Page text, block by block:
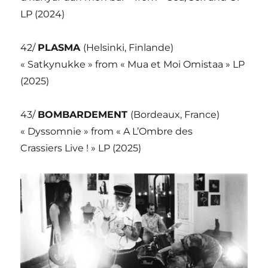
LP (2024)
42/ PLASMA (Helsinki, Finlande)
« Satkynukke » from « Mua et Moi Omistaa » LP
(2025)
43/ BOMBARDEMENT (Bordeaux, France)
« Dyssomnie » from « A L’Ombre des
Crassiers Live ! » LP (2025)